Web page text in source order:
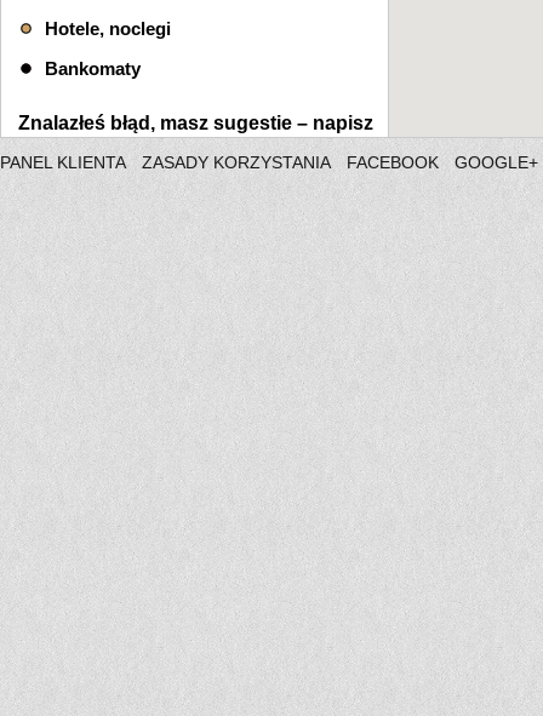
Hotele, noclegi
Bankomaty
Znalazłeś błąd, masz sugestie – napisz
PANEL KLIENTA ZASADY KORZYSTANIA FACEBOOK GOOGLE+